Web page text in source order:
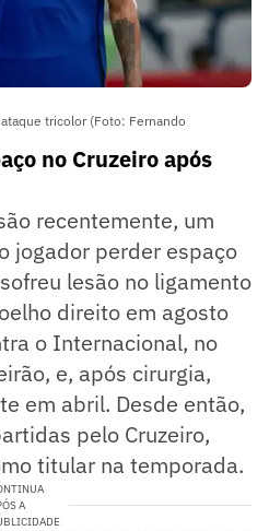
tricolor (Foto: Fernando
no Cruzeiro após
recentemente, um
jogador perder espaço
lesão no ligamento
direito em agosto
o Internacional, no
e, após cirurgia,
em abril. Desde então,
pelo Cruzeiro,
titular na temporada.
A